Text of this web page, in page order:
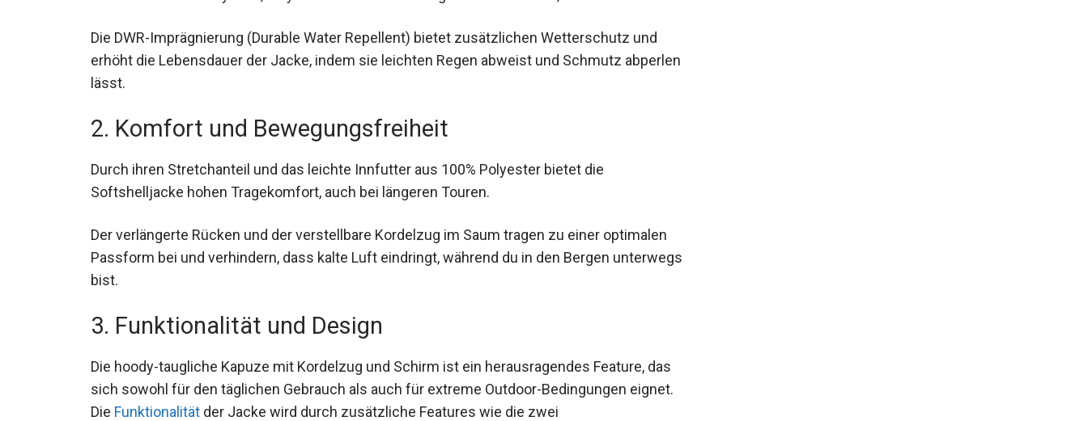
Jacke.
Die DWR-Imprägnierung (Durable Water Repellent) bietet zusätzlichen Wetterschutz und
lässt.
2. Komfort und Bewegungsfreiheit
Softshelljacke hohen Tragekomfort, auch bei längeren Touren.
Der verlängerte Rücken und der verstellbare Kordelzug im Saum tragen zu einer optimalen
unterwegs bist.
3. Funktionalität und Design
Die hoody-taugliche Kapuze mit Kordelzug und Schirm ist ein herausragendes Feature, das